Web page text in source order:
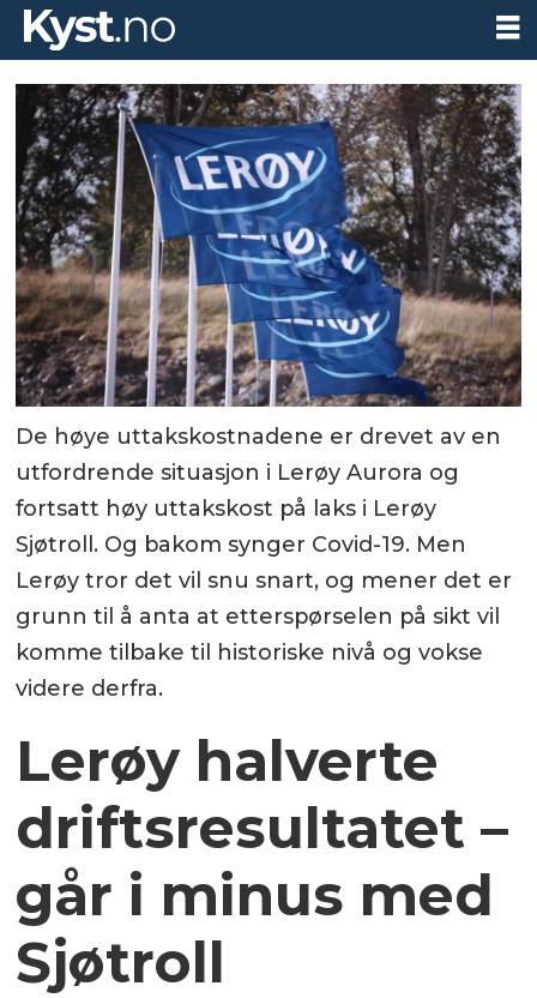
De høye uttakskostnadene er drevet av en
utfordrende situasjon i Lerøy Aurora og
fortsatt høy uttakskost på laks i Lerøy
Sjøtroll. Og bakom synger Covid-19. Men
Lerøy tror det vil snu snart, og mener det er
grunn til å anta at etterspørselen på sikt vil
komme tilbake til historiske nivå og vokse
videre derfra.
Lerøy halverte
driftsresultatet –
går i minus med
Sjøtroll